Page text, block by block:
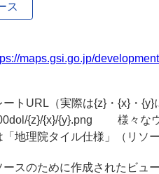
ス
maps.gsi.go.jp/
ートURL（実際は{z}・{x}・
{z}/{x}/{y}.png 様々なウ
「地理院タイル仕様」（リソ
ースのために作成されたビュ